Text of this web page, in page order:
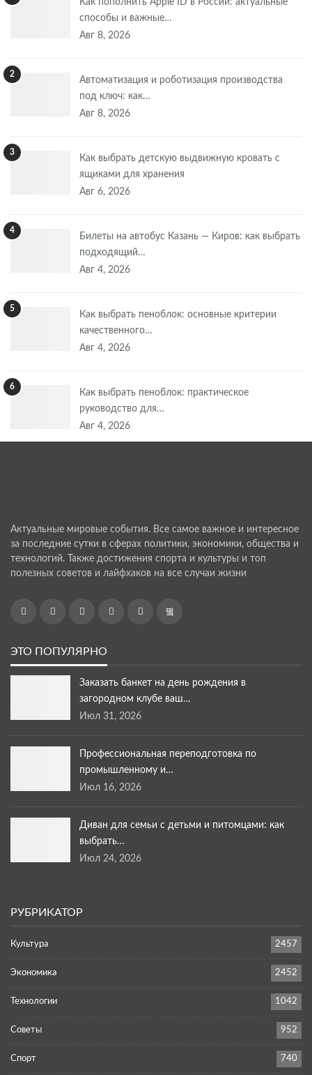
способы и важные…
Авг 8, 2026
2
Автоматизация и роботизация производства
под ключ: как…
Авг 8, 2026
3
Как выбрать детскую выдвижную кровать с
ящиками для хранения
Авг 6, 2026
4
Билеты на автобус Казань — Киров: как выбрать
подходящий…
Авг 4, 2026
5
Как выбрать пеноблок: основные критерии
качественного…
Авг 4, 2026
6
Как выбрать пеноблок: практическое
руководство для…
Авг 4, 2026
Актуальные мировые события. Все самое важное и интересное
за последние сутки в сферах политики, экономики, общества и
технологий. Также достижения спорта и культуры и топ
полезных советов и лайфхаков на все случаи жизни
ЭТО ПОПУЛЯРНО
Заказать банкет на день рождения в
загородном клубе ваш…
Июл 31, 2026
Профессиональная переподготовка по
промышленному и…
Июл 16, 2026
Диван для семьи с детьми и питомцами: как
выбрать…
Июл 24, 2026
РУБРИКАТОР
Культура 2457
Экономика 2452
Технологии 1042
Советы 952
Спорт 740